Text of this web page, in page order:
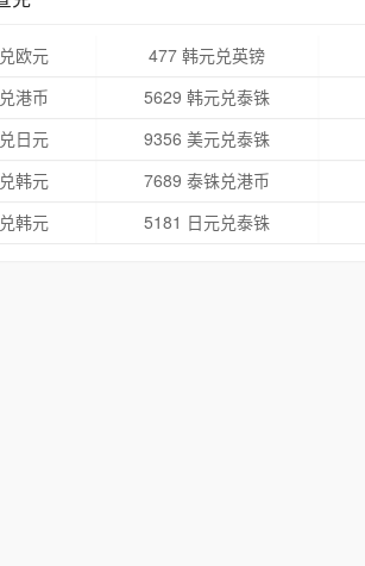
欧元 477 韩元兑英镑
港币
5629 韩元兑泰铢
日元
9356 美元兑泰铢
韩元
7689 泰铢兑港币
韩元
5181 日元兑泰铢